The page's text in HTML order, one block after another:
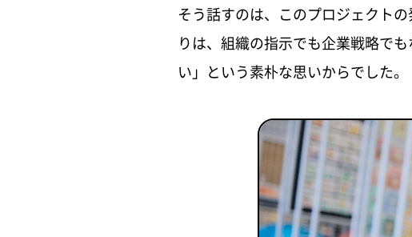
そう話すのは、このプロジェクト
りは、組織の指示でも企業戦略で
い」という素朴な思いからでした。